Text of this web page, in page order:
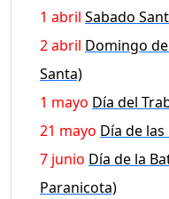
1 abril Sabado
2 abril Domingo
Santa)
1 mayo Día del
21 mayo Día de
7 junio Día de la
Paranicota)